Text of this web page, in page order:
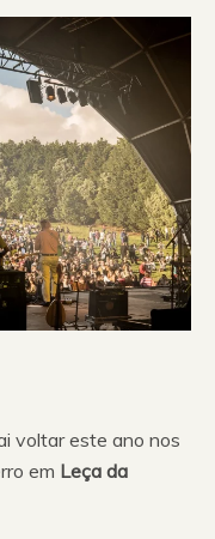
voltar este ano nos
em Leça da